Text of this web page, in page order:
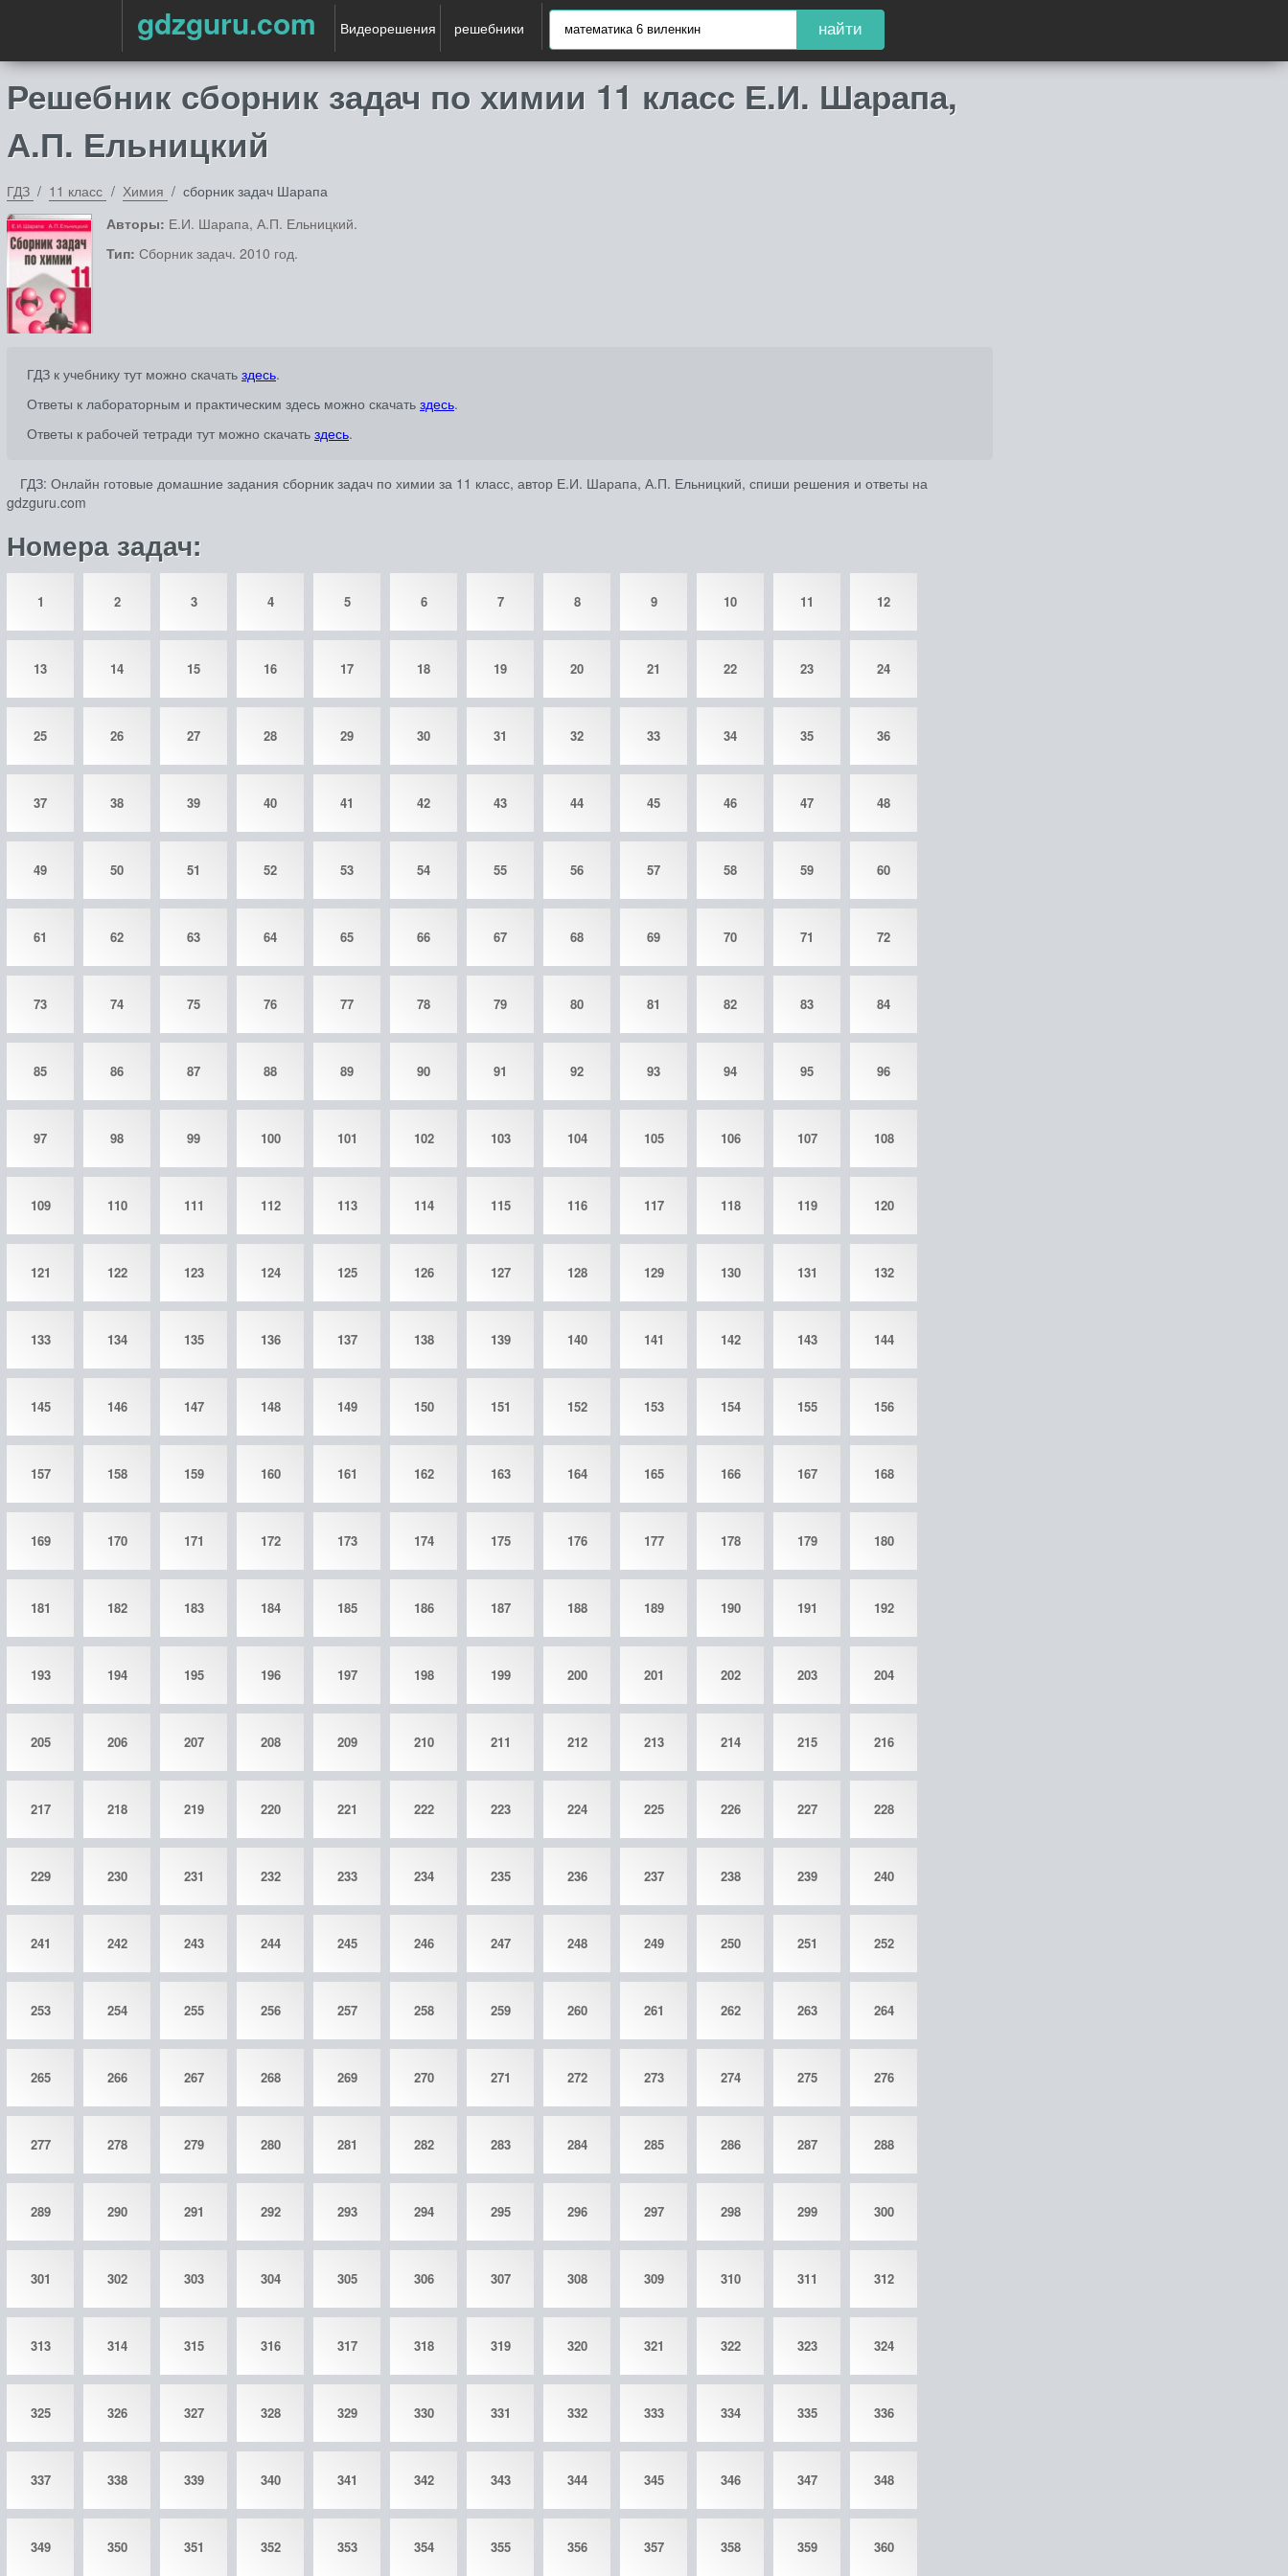
gdzguru.com Видеорешения решебники найти
Решебник сборник задач по химии 11 класс Е.И. Шарапа,
А.П. Ельницкий
ГДЗ 11 класс Химия
сборник задач Шарапа
Авторы: Е.И. Шарапа, А.П. Ельницкий.
Тип: Сборник задач. 2010 год.
ГДЗ к учебнику тут можно скачать здесь.
Ответы к лабораторным и практическим здесь можно скачать здесь.
Ответы к рабочей тетради тут можно скачать здесь.
ГДЗ: Онлайн готовые домашние задания сборник задач по химии за 11 класс, автор Е.И. Шарапа, А.П. Ельницкий, спиши решения и ответы на
gdzguru.com
Номера задач:
1 2 3 4 5 6 7 8 9 10 11 12
13 14 15 16 17 18 19 20 21 22 23 24
25 26 27 28 29 30 31 32 33 34 35 36
37 38 39 40 41 42 43 44 45 46 47 48
49 50 51 52 53 54 55 56 57 58 59 60
61 62 63 64 65 66 67 68 69 70 71 72
73 74 75 76 77 78 79 80 81 82 83 84
85 86 87 88 89 90 91 92 93 94 95 96
97 98 99 100 101 102 103 104 105 106 107 108
109 110 111 112 113 114 115 116 117 118 119 120
121 122 123 124 125 126 127 128 129 130 131 132
133 134 135 136 137 138 139 140 141 142 143 144
145 146 147 148 149 150 151 152 153 154 155 156
157 158 159 160 161 162 163 164 165 166 167 168
169 170 171 172 173 174 175 176 177 178 179 180
181 182 183 184 185 186 187 188 189 190 191 192
193 194 195 196 197 198 199 200 201 202 203 204
205 206 207 208 209 210 211 212 213 214 215 216
217 218 219 220 221 222 223 224 225 226 227 228
229 230 231 232 233 234 235 236 237 238 239 240
241 242 243 244 245 246 247 248 249 250 251 252
253 254 255 256 257 258 259 260 261 262 263 264
265 266 267 268 269 270 271 272 273 274 275 276
277 278 279 280 281 282 283 284 285 286 287 288
289 290 291 292 293 294 295 296 297 298 299 300
301 302 303 304 305 306 307 308 309 310 311 312
313 314 315 316 317 318 319 320 321 322 323 324
325 326 327 328 329 330 331 332 333 334 335 336
337 338 339 340 341 342 343 344 345 346 347 348
349 350 351 352 353 354 355 356 357 358 359 360